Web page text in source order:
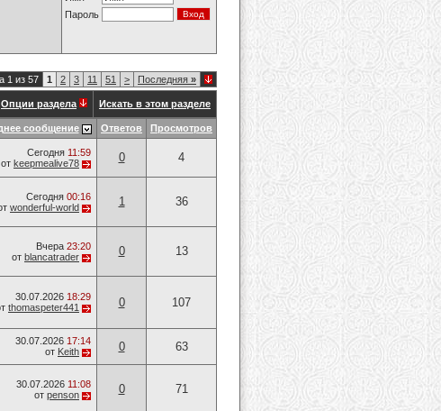
Пароль
1 из 57 1 2 3 11 51 > Последняя »
Опции раздела Искать в этом разделе
сообщение Ответов Просмотров
Сегодня 11:59
от keepmealive78 0 4
Сегодня 00:16
wonderful-world 1 36
Вчера 23:20
от blancatrader 0 13
30.07.2026 18:29
thomaspeter441 0 107
30.07.2026 17:14
от Keith 0 63
30.07.2026 11:08
от penson 0 71